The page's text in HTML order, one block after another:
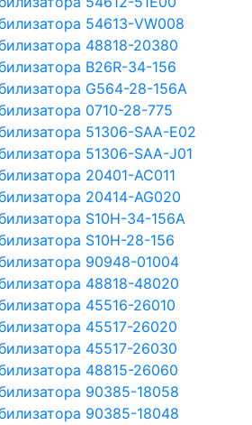
54613-VW008
48818-20380
B26R-34-156
G564-28-156A
0710-28-775
51306-SAA-E02
51306-SAA-J01
20401-AC011
20414-AG020
S10H-34-156A
S10H-28-156
90948-01004
48818-48020
45516-26010
45517-26020
45517-26030
48815-26060
90385-18058
90385-18048